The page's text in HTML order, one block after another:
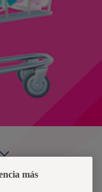
más